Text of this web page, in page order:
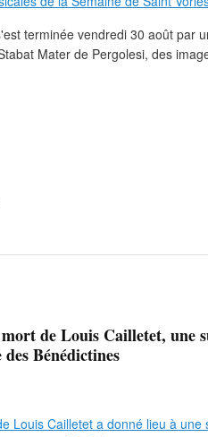
terminée vendredi 30 août par
Mater de Pergolesi, des
de Louis Cailletet, une
Bénédictines